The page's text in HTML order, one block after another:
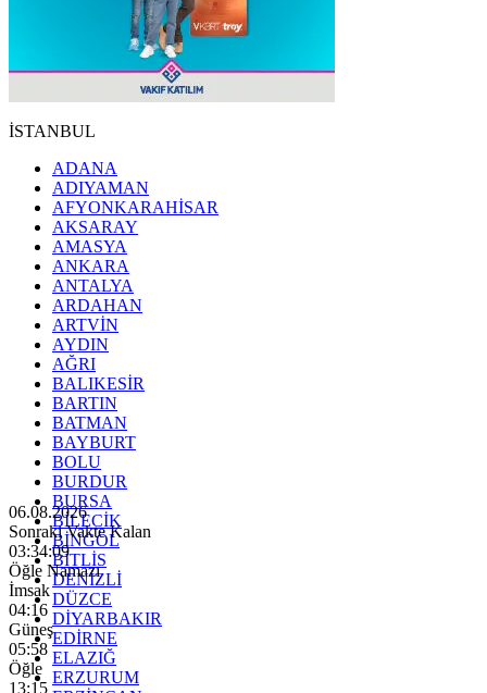
İSTANBUL
ADANA
ADIYAMAN
AFYONKARAHİSAR
AKSARAY
AMASYA
ANKARA
ANTALYA
ARDAHAN
ARTVİN
AYDIN
AĞRI
BALIKESİR
BARTIN
BATMAN
BAYBURT
BOLU
BURDUR
BURSA
BİLECİK
BİNGÖL
BİTLİS
DENİZLİ
DÜZCE
DİYARBAKIR
EDİRNE
ELAZIĞ
ERZURUM
06.08.2026
Sonraki Vakte Kalan
03:34:07
Öğle Namazı
İmsak
04:16
Güneş
05:58
Öğle
13:15